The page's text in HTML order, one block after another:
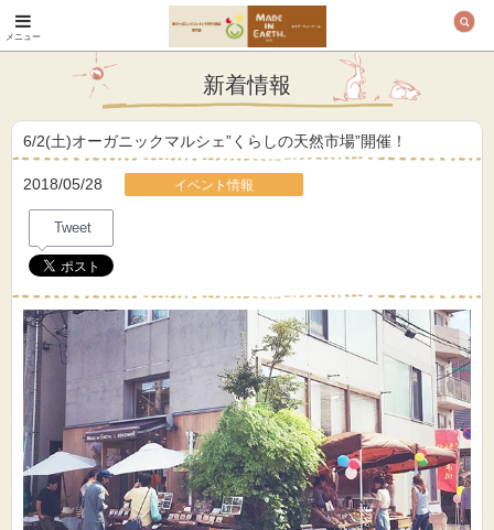
オーガニックコットン
製品と布ナプキン メ
イド・イン・アース
メニュー
新着情報
6/2(土)オーガニックマルシェ”くらしの天然市場”開催！
2018/05/28 イベント情報
Tweet